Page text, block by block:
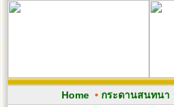
Home •กระดานสนทนา